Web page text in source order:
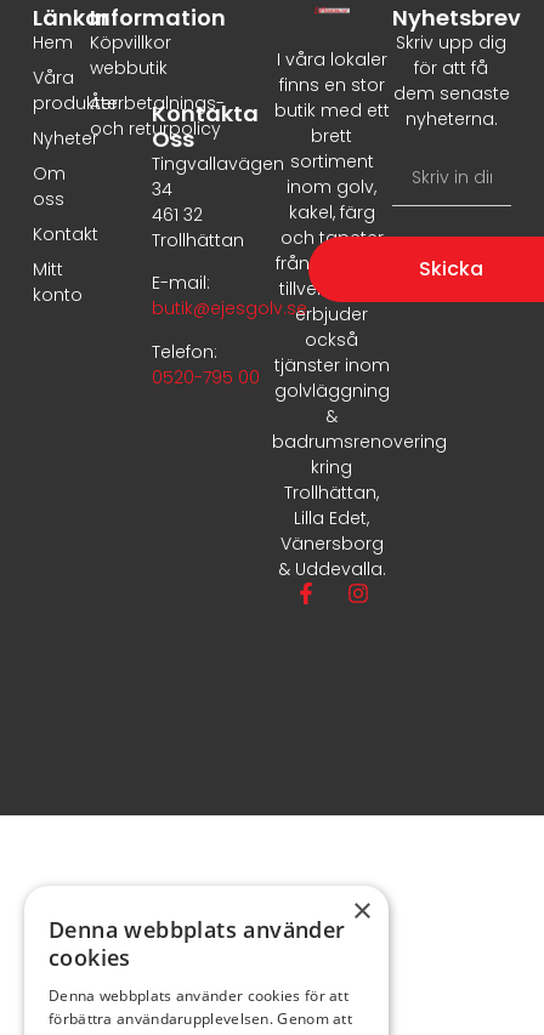
I våra lokaler
finns en stor
butik med ett
brett
sortiment
inom golv,
kakel, färg
och tapeter
från ledande
tillverkare. Vi
erbjuder
också
tjänster inom
golvläggning
&
badrumsrenovering
kring
Trollhättan,
Lilla Edet,
Vänersborg
& Uddevalla.
Information
Köpvillkor
webbutik
Återbetalnings-
och returpolicy
Länkar
Hem
Våra
produkter
Nyheter
Om
oss
Kontakt
Mitt
konto
Kontakta
Oss
Tingvallavägen
34
461 32
Trollhättan
E-mail:
butik@ejesgolv.se
Telefon:
0520-795 00
Nyhetsbrev
Skriv upp dig
för att få
dem senaste
nyheterna.
Skicka
×
Denna webbplats använder
cookies
Denna webbplats använder cookies för att
förbättra användarupplevelsen. Genom att